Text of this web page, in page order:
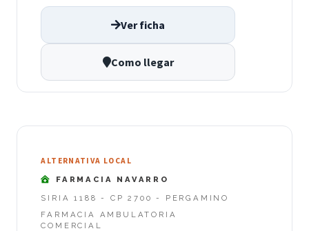
Ver ficha
Como llegar
ALTERNATIVA LOCAL
FARMACIA NAVARRO
SIRIA 1188 - CP 2700 - PERGAMINO
FARMACIA AMBULATORIA
COMERCIAL